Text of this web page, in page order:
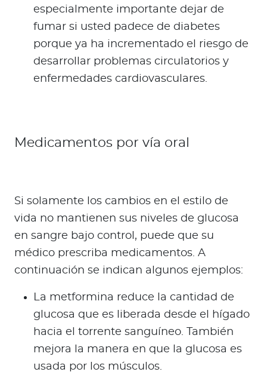
especialmente importante dejar de
fumar si usted padece de diabetes
porque ya ha incrementado el riesgo de
desarrollar problemas circulatorios y
enfermedades cardiovasculares.
Medicamentos por vía oral
Si solamente los cambios en el estilo de
vida no mantienen sus niveles de glucosa
en sangre bajo control, puede que su
médico prescriba medicamentos. A
continuación se indican algunos ejemplos:
La metformina reduce la cantidad de
glucosa que es liberada desde el hígado
hacia el torrente sanguíneo. También
mejora la manera en que la glucosa es
usada por los músculos.